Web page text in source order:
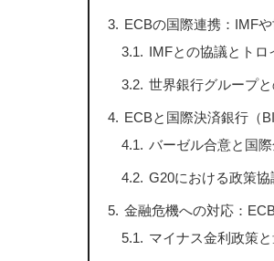
ECBの国際連携：IMF
IMFとの協議とトロ
世界銀行グループ
ECBと国際決済銀行（
バーゼル合意と国際
G20における政策協
金融危機への対応：
マイナス金利政策